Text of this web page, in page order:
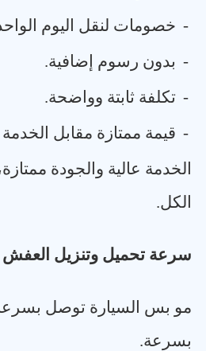
- خصومات لنقل اليوم
- بدون رسوم إضافية.
- تكلفة ثابتة وواضحة.
- قيمة ممتازة مقابل الخدمة
الخدمة عالية والجودة
الكل.
سرعة تحميل وتنزيل العفش
مو بس السيارة توصل
بسرعة.